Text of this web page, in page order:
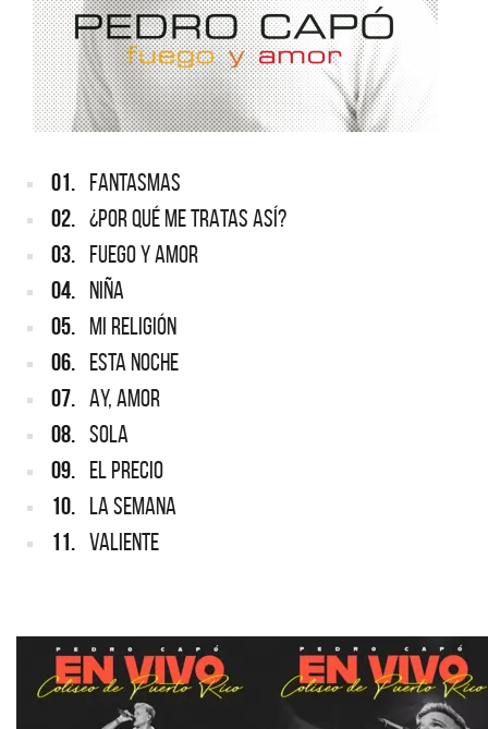
01. FANTASMAS
02. ¿POR QUÉ ME TRATAS ASÍ?
03. FUEGO Y AMOR
04. NIÑA
05. MI RELIGIÓN
06. ESTA NOCHE
07. AY, AMOR
08. SOLA
09. EL PRECIO
10. LA SEMANA
11. VALIENTE